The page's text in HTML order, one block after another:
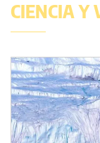
CIENCIA Y